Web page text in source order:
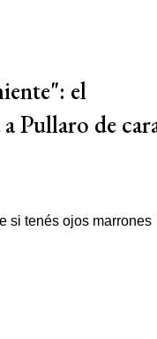
el
Pullaro de